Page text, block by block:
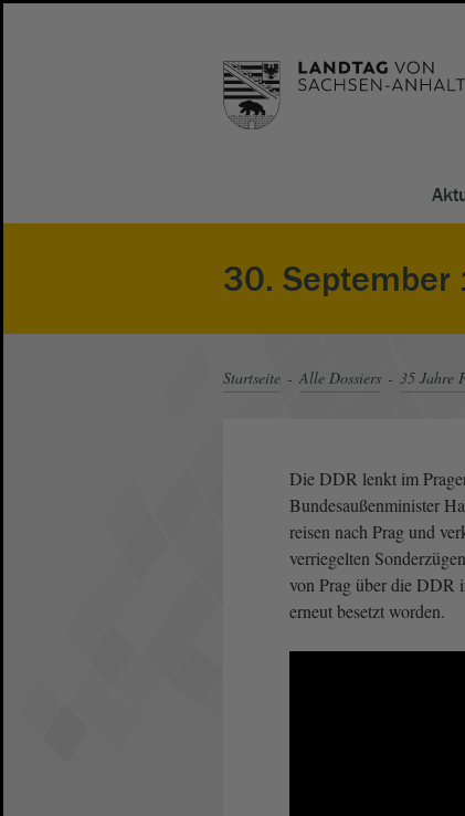
30. September
Startseite Alle Dossiers 35 Jahre
Die DDR lenkt im
Bundesaußenminister
reisen nach Prag und
verriegelten
von Prag über die DDR
erneut besetzt worden.